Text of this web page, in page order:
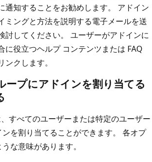
通知することをお勧めします。 アドイン
ミングと方法を説明する電子メールを送
討してください。 ユーザーがアドインに
に役立つヘルプ コンテンツまたは FAQ
ンクします。
ープにアドインを割り当てる
すべてのユーザーまたは特定のユーザー
を割り当てることができます。 各オプ
な意味があります。